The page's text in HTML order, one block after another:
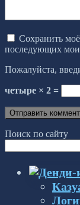
Сохранить
последующих
Пожалуйста,
четыре × 2 =
Поиск по сайту